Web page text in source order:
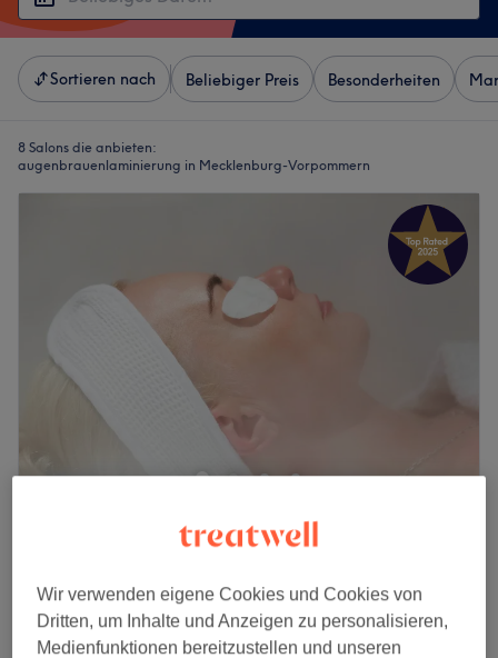
Sortieren nach Beliebiger Preis Besonderheiten
8 Salons die anbieten:
augenbrauenlaminierung in Mecklenburg-Vorpommern
228 Bewertungen
Augenbrauenlifting
20 Min. - 30 Min.
ab
Wir verwenden eigene Cookies und Cookies von
Dritten, um Inhalte und Anzeigen zu personalisieren,
Medienfunktionen bereitzustellen und unseren